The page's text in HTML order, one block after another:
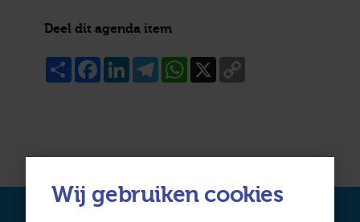
Deel dit agenda item
Share FacebookLinkedInTelegramWhatsApp
Wij gebruiken cookies